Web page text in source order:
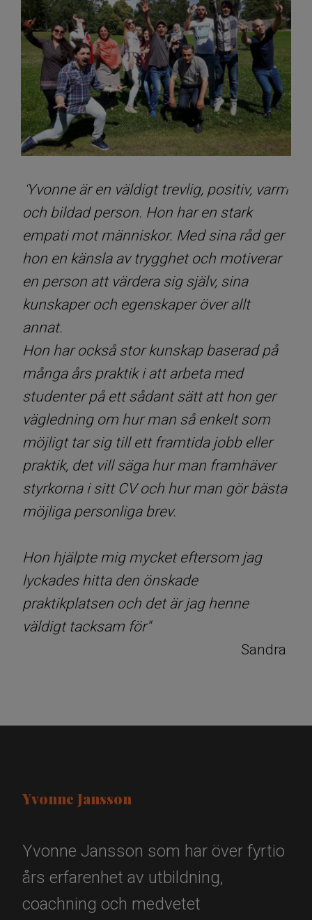
"Yvonne är en väldigt trevlig, positiv, varm
och bildad person. Hon har en stark
empati mot människor. Med sina råd ger
hon en känsla av trygghet och motiverar
en person att värdera sig själv, sina
kunskaper och egenskaper över allt
annat.
Hon har också stor kunskap baserad på
många års praktik i att arbeta med
studenter på ett sådant sätt att hon ger
vägledning om hur man så enkelt som
möjligt tar sig till ett framtida jobb eller
praktik, det vill säga hur man framhäver
styrkorna i sitt CV och hur man gör bästa
möjliga personliga brev.
Hon hjälpte mig mycket eftersom jag
lyckades hitta den önskade
praktikplatsen och det är jag henne
väldigt tacksam för"
Sandra
Yvonne Jansson
Yvonne Jansson som har över fyrtio
års erfarenhet av utbildning,
coachning och medvetet